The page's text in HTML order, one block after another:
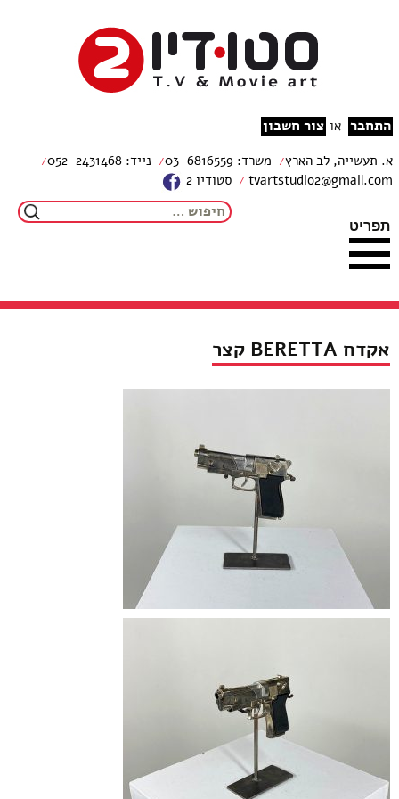
studio2
התחבר או צור חשבון
א. תעשייה, לב הארץ משרד: 03-6816559
נייד: 052-2431468
tvartstudio2@gmail.com
סטודיו 2
תפריט
חיפוש:
אקדח BERETTA קצר